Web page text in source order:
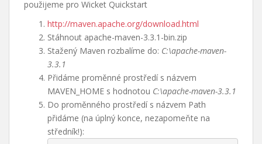
použijeme pro Wicket Quickstart
http://maven.apache.org/download.html
Stáhnout apache-maven-3.3.1-bin.zip
Stažený Maven rozbalíme do: C:\apache-maven-
3.3.1
Přidáme proměnné prostředí s názvem
MAVEN_HOME s hodnotou C:\apache-maven-3.3.1
Do proměnného prostředí s názvem Path
přidáme (na úplný konce, nezapomeňte na
středník!):